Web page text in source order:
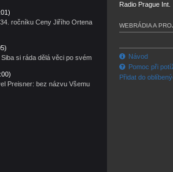
ročníku Ceny Jiřího Ortena
si ráda dělá věci po svém
Preisner: bez názvu Všemu
Radio Prague Int.
WEBRÁDIA A
Návod
Pomoc při
Přidat do